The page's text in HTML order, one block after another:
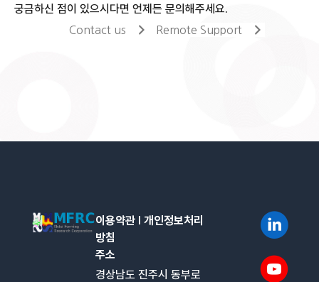
궁금하신 점이 있으시다면 언제든 문의해주세요.
Contact us Remote Support
이용약관 l개인정보처리
방침
주소
경상남도 진주시 동부로